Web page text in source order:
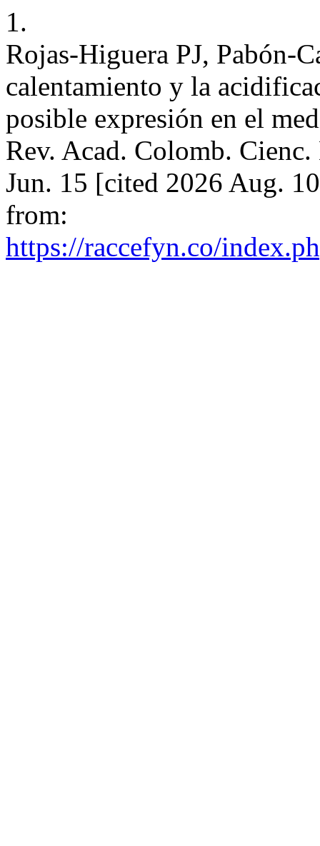
1.
Rojas-Higuera PJ, Pabón-
calentamiento y la
posible expresión en el
Rev. Acad. Colomb.
Jun. 15 [cited 2026 Aug.
from:
https://raccefyn.co/